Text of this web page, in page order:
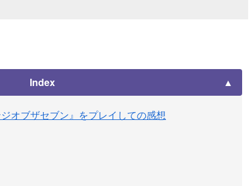
Index
オブザセブン』をプレイしての感想